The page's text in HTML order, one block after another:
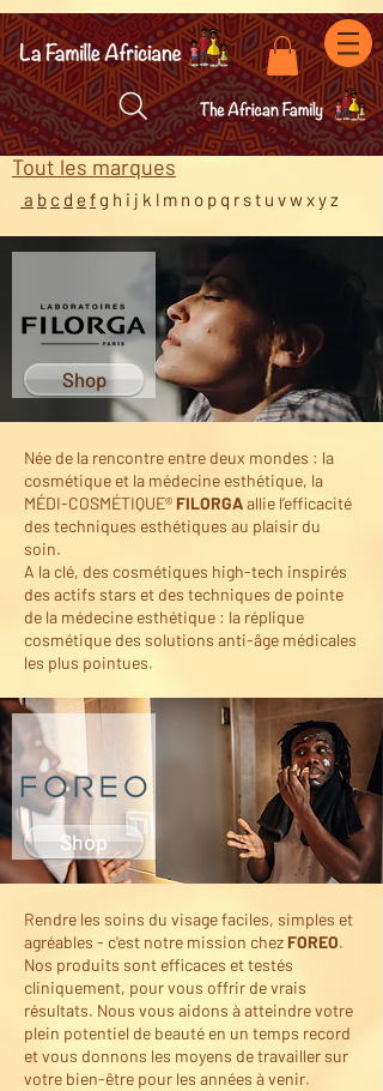
Tout les marques
a b c d e f g h i j k l m n o p q r st u vwxyz
Shop
Née de la rencontre entre deux mondes : la
cosmétique et la médecine esthétique, la
MÉDI-COSMÉTIQUE® FILORGAallie l’efficacité
des techniques esthétiques au plaisir du
soin.
A la clé, des cosmétiques high-tech inspirés
des actifs stars et des techniques de pointe
de la médecine esthétique : la réplique
cosmétique des solutions anti-âge médicales
les plus pointues.
Shop
Rendre les soins du visage faciles, simples et
agréables - c'est notre mission chez FOREO.
Nos produits sont efficaces et testés
cliniquement, pour vous offrir de vrais
résultats. Nous vous aidons à atteindre votre
plein potentiel de beauté en un temps record
et vous donnons les moyens de travailler sur
votre bien-être pour les années à venir.